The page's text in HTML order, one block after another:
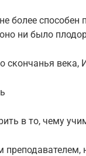
более
ни было
скончанья века,
в то, чему